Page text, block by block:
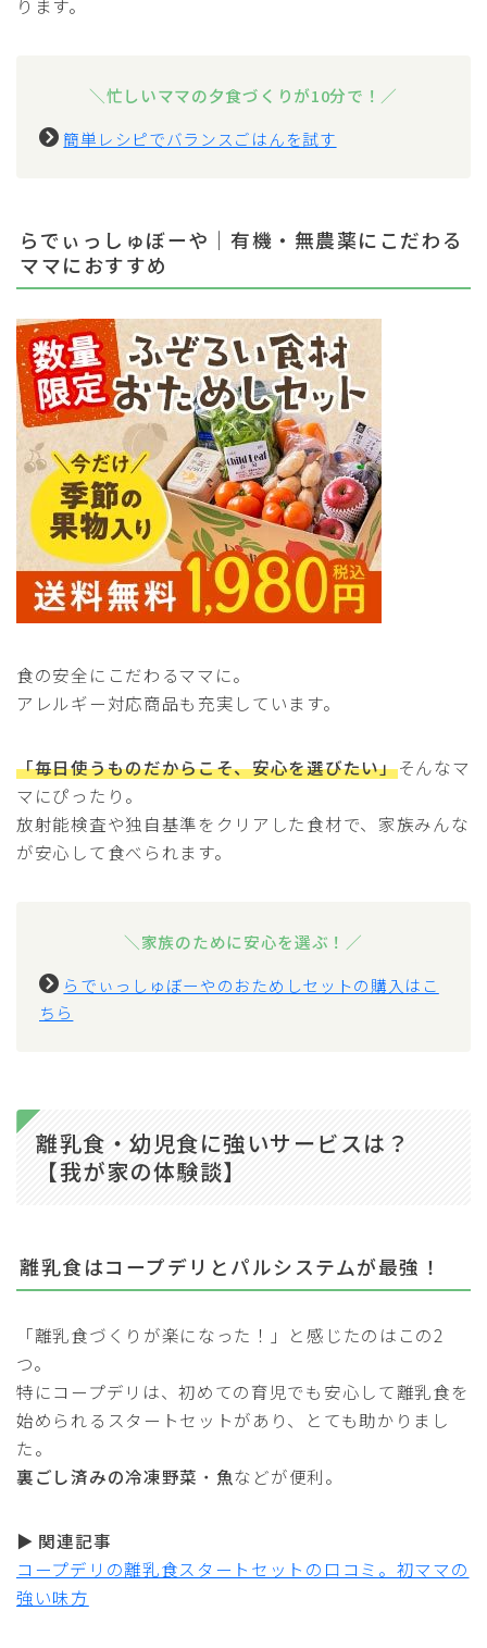
ります。
＼忙しいママの夕食づくりが10分で！／
簡単レシピでバランスごはんを試す
らでぃっしゅぼーや｜有機・無農薬にこだわる
ママにおすすめ
食の安全にこだわるママに。
アレルギー対応商品も充実しています。
「毎日使うものだからこそ、安心を選びたい」そんなマ
マにぴったり。
放射能検査や独自基準をクリアした食材で、家族みんな
が安心して食べられます。
＼家族のために安心を選ぶ！／
らでぃっしゅぼーやのおためしセットの購入はこ
ちら
離乳食・幼児食に強いサービスは？
【我が家の体験談】
離乳食はコープデリとパルシステムが最強！
「離乳食づくりが楽になった！」と感じたのはこの2
つ。
特にコープデリは、初めての育児でも安心して離乳食を
始められるスタートセットがあり、とても助かりまし
た。
裏ごし済みの冷凍野菜 ・ 魚などが便利。
▶ 関連記事
コープデリの離乳食スタートセットの口コミ。初ママの
強い味方